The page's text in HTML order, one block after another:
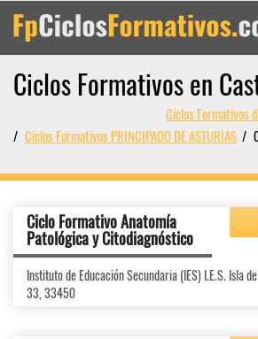
Ciclos Formativos en
Ciclos Formativos
Ciclos Formativos PRINCIPADO DE ASTURIAS
Ciclo Formativo Anatomía
Patológica y Citodiagnóstico
Instituto de Educación Secundaria (IES) I.E.S. Isla
33, 33450